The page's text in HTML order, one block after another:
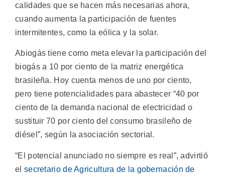
calidades que se hacen más necesarias ahora,
cuando aumenta la participación de fuentes
intermitentes, como la eólica y la solar.
Abiogás tiene como meta elevar la participación del
biogás a 10 por ciento de la matriz energética
brasileña. Hoy cuenta menos de uno por ciento,
pero tiene potencialidades para abastecer “40 por
ciento de la demanda nacional de electricidad o
sustituir 70 por ciento del consumo brasileño de
diésel”, según la asociación sectorial.
“El potencial anunciado no siempre es real”, advirtió
el secretario de Agricultura de la gobernación de